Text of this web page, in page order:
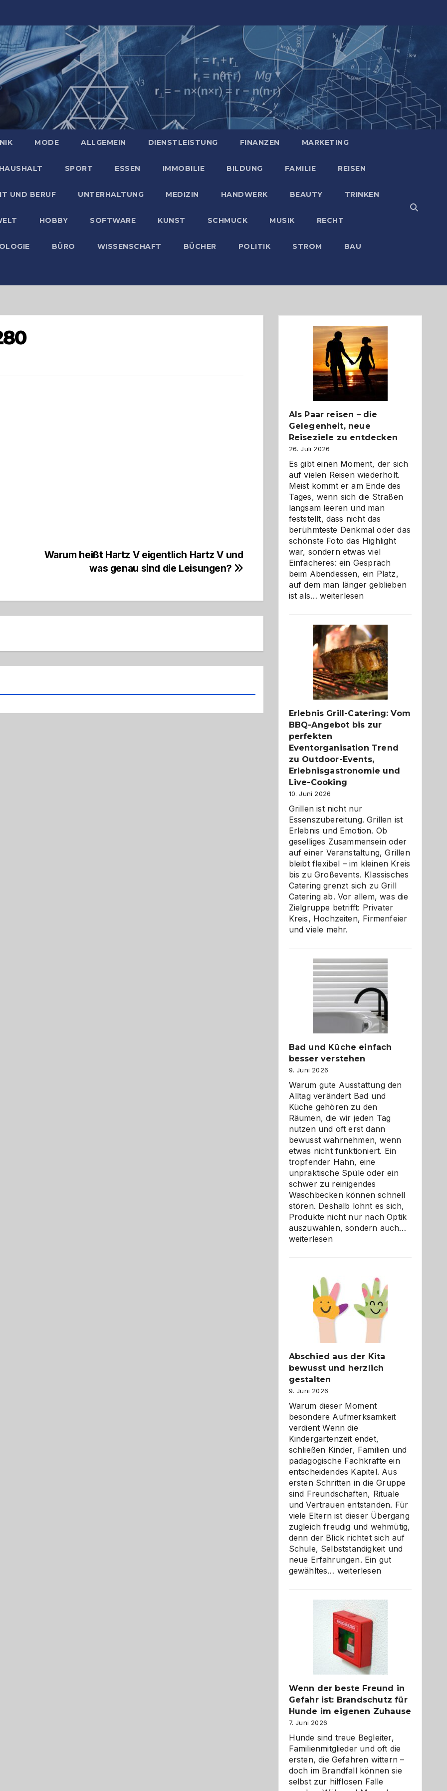
MODE ALLGEMEIN DIENSTLEISTUNG FINANZEN MARKETING
HAUSHALT SPORT ESSEN IMMOBILIE BILDUNG FAMILIE REISEN
UND BERUF UNTERHALTUNG MEDIZIN HANDWERK BEAUTY TRINKEN
HOBBY SOFTWARE KUNST SCHMUCK MUSIK RECHT
BÜRO WISSENSCHAFT BÜCHER POLITIK STROM BAU
Warum heißt Hartz V eigentlich Hartz V und
was genau sind die Leisungen?
Als Paar reisen – die
Gelegenheit, neue
Reiseziele zu entdecken
26. Juli 2026
Es gibt einen Moment, der sich
auf vielen Reisen wiederholt.
Meist kommt er am Ende des
Tages, wenn sich die Straßen
langsam leeren und man
feststellt, dass nicht das
berühmteste Denkmal oder das
schönste Foto das Highlight
war, sondern etwas viel
Einfacheres: ein Gespräch
beim Abendessen, ein Platz,
auf dem man länger geblieben
ist als…Als
die
Gelegenheit,
neue
Reiseziele
zu
entdecken
weiterlesen
Erlebnis Grill-Catering: Vom
BBQ-Angebot bis zur
perfekten
Eventorganisation Trend
zu Outdoor-Events,
Erlebnisgastronomie und
Live-Cooking
10. Juni 2026
Grillen ist nicht nur
Essenszubereitung. Grillen ist
Erlebnis und Emotion. Ob
geselliges Zusammensein oder
auf einer Veranstaltung, Grillen
bleibt flexibel – im kleinen Kreis
bis zu Großevents. Klassisches
Catering grenzt sich zu Grill
Catering ab. Vor allem, was die
Zielgruppe betrifft: Privater
Kreis, Hochzeiten, Firmenfeier
und viele mehr.
Bad und Küche einfach
besser verstehen
9. Juni 2026
Warum gute Ausstattung den
Alltag verändert Bad und
Küche gehören zu den
Räumen, die wir jeden Tag
nutzen und oft erst dann
bewusst wahrnehmen, wenn
etwas nicht funktioniert. Ein
tropfender Hahn, eine
unpraktische Spüle oder ein
schwer zu reinigendes
Waschbecken können schnell
stören. Deshalb lohnt es sich,
Produkte nicht nur nach Optik
auszuwählen, sondern auch…
weiterlesen
Abschied aus der Kita
bewusst und herzlich
gestalten
9. Juni 2026
Warum dieser Moment
besondere Aufmerksamkeit
verdient Wenn die
Kindergartenzeit endet,
schließen Kinder, Familien und
pädagogische Fachkräfte ein
entscheidendes Kapitel. Aus
ersten Schritten in die Gruppe
sind Freundschaften, Rituale
und Vertrauen entstanden. Für
viele Eltern ist dieser Übergang
zugleich freudig und wehmütig,
denn der Blick richtet sich auf
Schule, Selbstständigkeit und
neue Erfahrungen. Ein gut
gewähltes… Abschied
Kita
bewusst
und
herzlich
gestalten
weiterlesen
Wenn der beste Freund in
Gefahr ist: Brandschutz für
Hunde im eigenen Zuhause
7. Juni 2026
Hunde sind treue Begleiter,
Familienmitglieder und oft die
ersten, die Gefahren wittern –
doch im Brandfall können sie
selbst zur hilflosen Falle